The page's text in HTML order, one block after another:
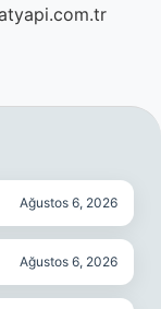
Ağustos 6, 2026
Ağustos 6, 2026